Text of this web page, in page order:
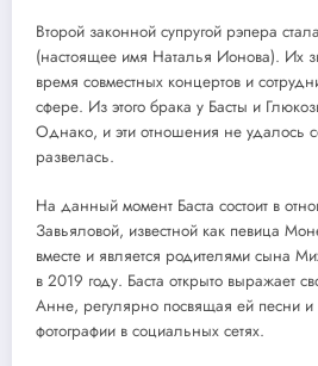
Второй законной супругой рэпера
(настоящее имя Наталья Ионова). Их
время совместных концертов и
сфере. Из этого брака у Басты и
Однако, и эти отношения не удалось
развелась.
На данный момент Баста состоит в
Завьяловой, известной как певица
вместе и является родителями сына
в 2019 году. Баста открыто выражает
Анне, регулярно посвящая ей песни и
фотографии в социальных сетях.